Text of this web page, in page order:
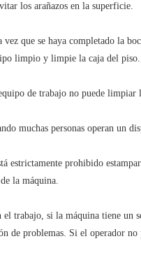
los arañazos en la superficie.
vez que se haya completado la
limpio y limpie la caja del piso.
de trabajo no puede limpiar
muchas personas operan un
estrictamente prohibido
la máquina.
el trabajo, si la máquina tiene un
de problemas. Si el operador